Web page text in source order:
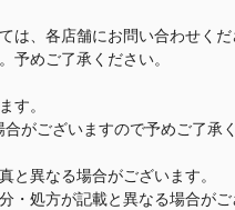
、各店舗にお問い合わせくだ
予めご了承ください。
す。
がございますので予めご了承く
と異なる場合がございます。
処方が記載と異なる場合がご